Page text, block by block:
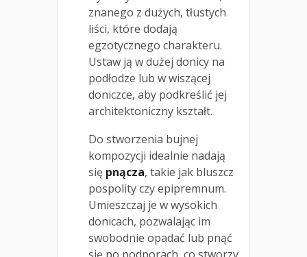
znanego z dużych, tłustych
liści, które dodają
egzotycznego charakteru.
Ustaw ją w dużej donicy na
podłodze lub w wiszącej
doniczce, aby podkreślić jej
architektoniczny kształt.
Do stworzenia bujnej
kompozycji idealnie nadają
się pnącza, takie jak bluszcz
pospolity czy epipremnum.
Umieszczaj je w wysokich
donicach, pozwalając im
swobodnie opadać lub pnąć